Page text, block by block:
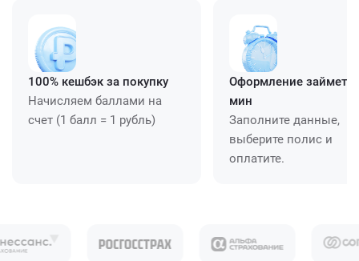
100% кешбэк за покупку
Начисляем баллами на
счет (1 балл = 1 рубль)
Оформление займет
мин
Заполните данные,
выберите полис и
оплатите.